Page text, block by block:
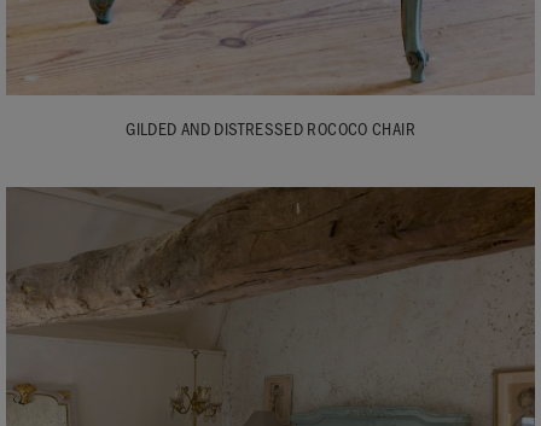
GILDED AND DISTRESSED ROCOCO CHAIR